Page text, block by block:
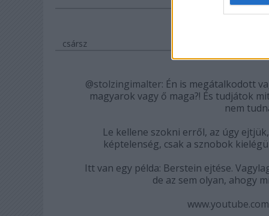
csársz
@stolzingimalter: Én is megátalkodott
magyarok vagy ő maga?! És tudjátok
nem
Le kellene szokni erről, az úgy
képtelenség, csak a sznobok
Itt van egy példa: Berstein ejtése.
de az sem olyan, ahogy